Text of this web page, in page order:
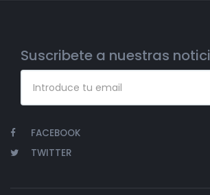
Suscribete a nuestras
FACEBOOK
TWITTER